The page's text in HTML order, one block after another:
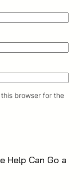
browser for the
Help Can Go a